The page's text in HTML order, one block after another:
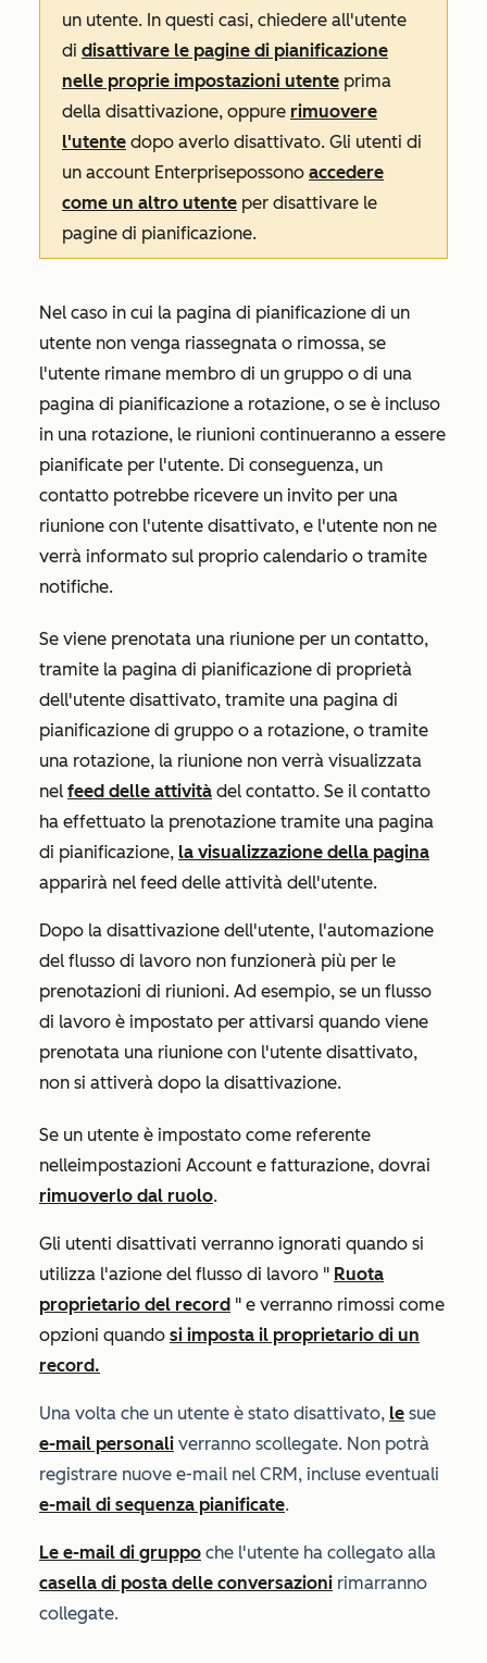
un utente. In questi casi, chiedere all'utente
di disattivare le pagine di pianificazione
nelle proprie impostazioni utente prima
della disattivazione, oppure rimuovere
l'utente dopo averlo disattivato. Gli utenti di
un account Enterprisepossono accedere
come un altro utente per disattivare le
pagine di pianificazione.
Nel caso in cui la pagina di pianificazione di un
utente non venga riassegnata o rimossa, se
l'utente rimane membro di un gruppo o di una
pagina di pianificazione a rotazione, o se è incluso
in una rotazione, le riunioni continueranno a essere
pianificate per l'utente. Di conseguenza, un
contatto potrebbe ricevere un invito per una
riunione con l'utente disattivato, e l'utente non ne
verrà informato sul proprio calendario o tramite
notifiche.
Se viene prenotata una riunione per un contatto,
tramite la pagina di pianificazione di proprietà
dell'utente disattivato, tramite una pagina di
pianificazione di gruppo o a rotazione, o tramite
una rotazione, la riunione non verrà visualizzata
nel feed delle attività del contatto. Se il contatto
ha effettuato la prenotazione tramite una pagina
di pianificazione, la visualizzazione della pagina
apparirà nel feed delle attività dell'utente.
Dopo la disattivazione dell'utente, l'automazione
del flusso di lavoro non funzionerà più per le
prenotazioni di riunioni. Ad esempio, se un flusso
di lavoro è impostato per attivarsi quando viene
prenotata una riunione con l'utente disattivato,
non si attiverà dopo la disattivazione.
Se un utente è impostato come referente
nelleimpostazioni Account e fatturazione, dovrai
rimuoverlo dal ruolo.
Gli utenti disattivati verranno ignorati quando si
utilizza l'azione del flusso di lavoro " Ruota
proprietario del record " e verranno rimossi come
opzioni quando si imposta il proprietario di un
record.
Una volta che un utente è stato disattivato, le sue
e-mail personali verranno scollegate. Non potrà
registrare nuove e-mail nel CRM, incluse eventuali
e-mail di sequenza pianificate.
Le e-mail di gruppo che l'utente ha collegato alla
casella di posta delle conversazioni rimarranno
collegate.